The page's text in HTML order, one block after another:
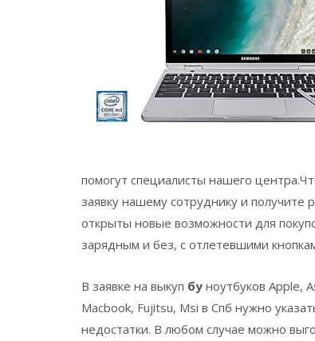
помогут специалисты нашего
заявку нашему сотруднику и получите
открыты новые возможности для
зарядным и без, с отлетевшими
В заявке на выкуп бу ноутбуков Apple,
Macbook, Fujitsu, Msi в Спб нужно
недостатки. В любом случае можно